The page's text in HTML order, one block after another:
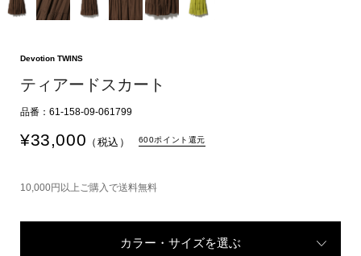
Devotion TWINS
ティアードスカート
品番：61-158-09-061799
¥33,000 （税込） 600ポイント還元
10,000円以上ご購入で送料無料
カラー・サイズを選ぶ